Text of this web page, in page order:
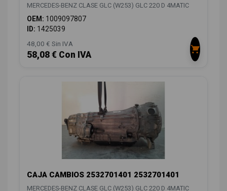
MERCEDES-BENZ CLASE GLC (W253) GLC 220 D 4MATIC
OEM: 1009097807
ID: 1425039
48,00 € Sin IVA
58,08 € Con IVA
CAJA CAMBIOS 2532701401 2532701401
MERCEDES-BENZ CLASE GLC (W253) GLC 220 D 4MATIC